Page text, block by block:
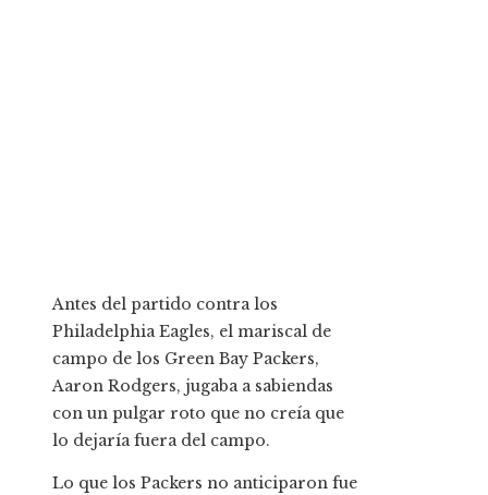
Antes del partido contra los
Philadelphia Eagles, el mariscal de
campo de los Green Bay Packers,
Aaron Rodgers, jugaba a sabiendas
con un pulgar roto que no creía que
lo dejaría fuera del campo.
Lo que los Packers no anticiparon fue